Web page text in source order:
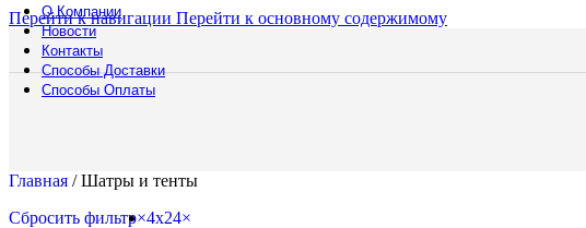
Перейти к навигации Перейти к основному содержимому
О Компании
Новости
Контакты
Способы Доставки
Способы Оплаты
Русский богатырь
Главная / Шатры и тенты
Сбросить фильтр×4x24×